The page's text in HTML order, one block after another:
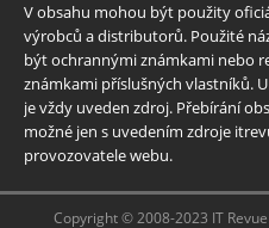
V obsahu mohou být použity
výrobců a distributorů. Použité
být ochrannými známkami nebo
známkami příslušných vlastníků.
je vždy uveden zdroj. Přebírání
možné jen s uvedením zdroje
provozovatele webu.
Copyright © 2008-2023 IT